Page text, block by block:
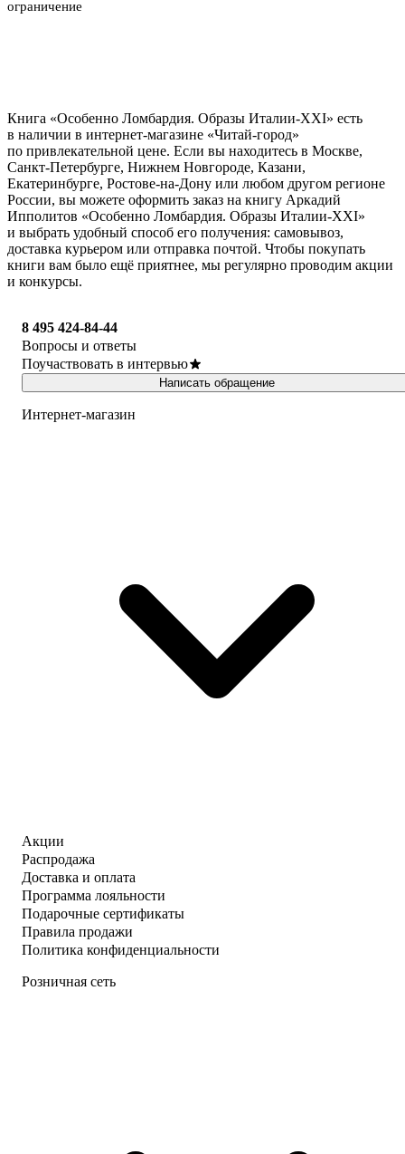
ограничение
Книга «Особенно Ломбардия. Образы Италии-XXI» есть
в наличии в интернет-магазине «Читай-город»
по привлекательной цене. Если вы находитесь в Москве,
Санкт-Петербурге, Нижнем Новгороде, Казани,
Екатеринбурге, Ростове-на-Дону или любом другом регионе
России, вы можете оформить заказ на книгу Аркадий
Ипполитов «Особенно Ломбардия. Образы Италии-XXI»
и выбрать удобный способ его получения: самовывоз,
доставка курьером или отправка почтой. Чтобы покупать
книги вам было ещё приятнее, мы регулярно проводим акции
и конкурсы.
8 495 424-84-44
Вопросы и ответы
Поучаствовать в интервью
Написать обращение
Интернет-магазин
Акции
Распродажа
Доставка и оплата
Программа лояльности
Подарочные сертификаты
Правила продажи
Политика конфиденциальности
Розничная сеть